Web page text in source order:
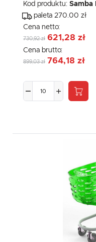
Kod produktu: Samba
paleta 270.00 zł
Cena netto:
730,92 zł 621,28 zł
Cena brutto:
899,03 zł 764,18 zł